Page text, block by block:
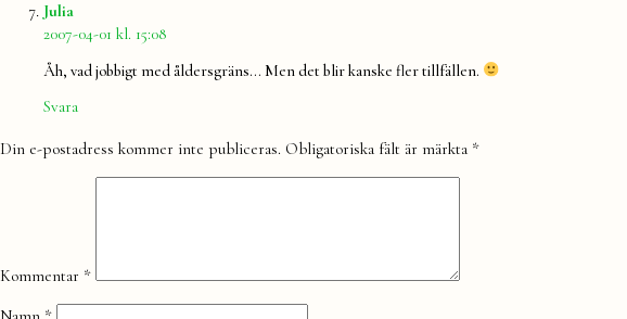
Julia
2007-04-01 kl. 15:08
Åh, vad jobbigt med åldersgräns… Men det blir kanske fler tillfällen.
Svara
Lämna
Din e-postadress kommer inte publiceras. Obligatoriska fält är märkta *
Kommentar *